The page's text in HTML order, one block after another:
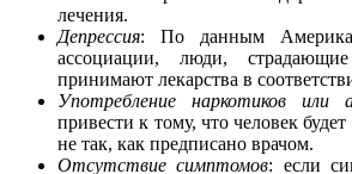
лечения.
Депрессия: По данным
ассоциации, люди,
принимают лекарства в
Употребление наркотиков или
привести к тому, что человек
не так, как предписано врачом.
Отсутствие симптомов: если